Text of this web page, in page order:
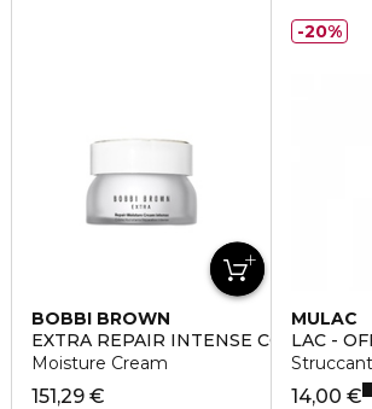
BOBBI BROWN
EXTRA REPAIR INTENSE
Moisture Cream
151,29 €
MULAC
LAC -
14,00 €
20%